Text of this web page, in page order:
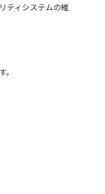
ティシステムの維